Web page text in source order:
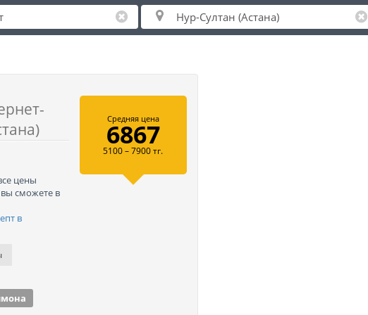
цены
сможете в
в
Средняя цена
6867
5100 – 7900 тг.